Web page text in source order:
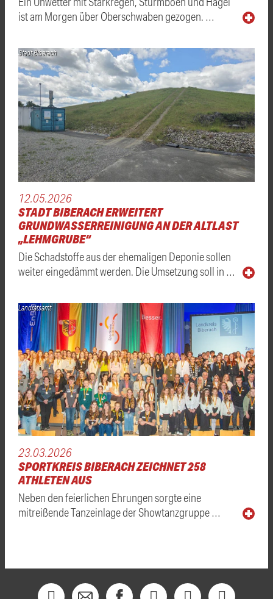
ist am Morgen über Oberschwaben gezogen. …
Stadt Biberach
12.05.2026
STADT BIBERACH ERWEITERT
GRUNDWASSERREINIGUNG AN DER ALTLAST
„LEHMGRUBE“
Die Schadstoffe aus der ehemaligen Deponie sollen
weiter eingedämmt werden. Die Umsetzung soll in …
Landratsamt
23.03.2026
SPORTKREIS BIBERACH ZEICHNET 258
ATHLETEN AUS
Neben den feierlichen Ehrungen sorgte eine
mitreißende Tanzeinlage der Showtanzgruppe …